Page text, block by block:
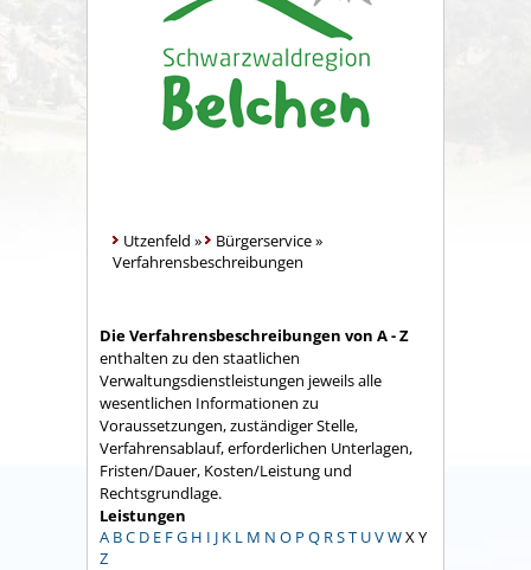
Utzenfeld » Bürgerservice»
Verfahrensbeschreibungen
Die Verfahrensbeschreibungen von A - Z
enthalten zu den staatlichen
Verwaltungsdienstleistungen jeweils alle
wesentlichen Informationen zu
Voraussetzungen, zuständiger Stelle,
Verfahrensablauf, erforderlichen Unterlagen,
Fristen/Dauer, Kosten/Leistung und
Rechtsgrundlage.
Leistungen
A BC D E FG H I J K L M N O P Q RST UVWX Y
Z